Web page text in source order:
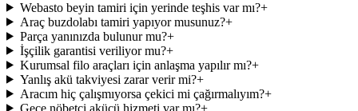
Webasto beyin tamiri için yerinde teşhis var mı?+
Araç buzdolabı tamiri yapıyor musunuz?+
Parça yanınızda bulunur mu?+
İşçilik garantisi veriliyor mu?+
Kurumsal filo araçları için anlaşma yapılır mı?+
Yanlış akü takviyesi zarar verir mi?+
Aracım hiç çalışmıyorsa çekici mi çağırmalıyım?+
Gece nöbetçi akücü hizmeti var mı?+